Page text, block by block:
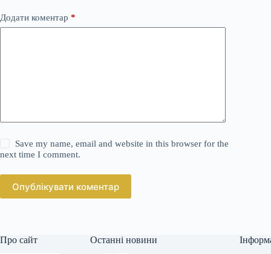
Додати коментар *
Save my name, email and website in this browser for the
next time I comment.
Опублікувати коментар
Про сайт Останні новини